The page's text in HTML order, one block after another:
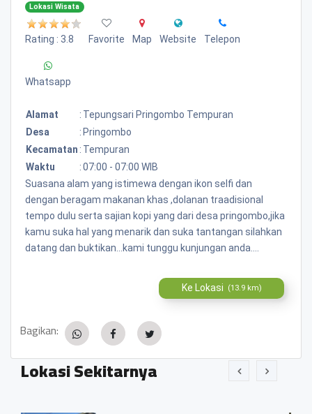
Lokasi Wisata
Rating : 3.8 Favorite Map Website Telepon
Whatsapp
Alamat : Tepungsari Pringombo Tempuran
Desa
: Pringombo
Kecamatan : Tempuran
Waktu
:07:00 - 07:00 WIB
Suasana alam yang istimewa dengan ikon selfi dan
dengan beragam makanan khas ,dolanan traadisional
tempo dulu serta sajian kopi yang dari desa pringombo,jika
kamu suka hal yang menarik dan suka tantangan silahkan
datang dan buktikan...kami tunggu kunjungan anda....
Ke Lokasi (13.9 km)
Bagikan:
Lokasi Sekitarnya